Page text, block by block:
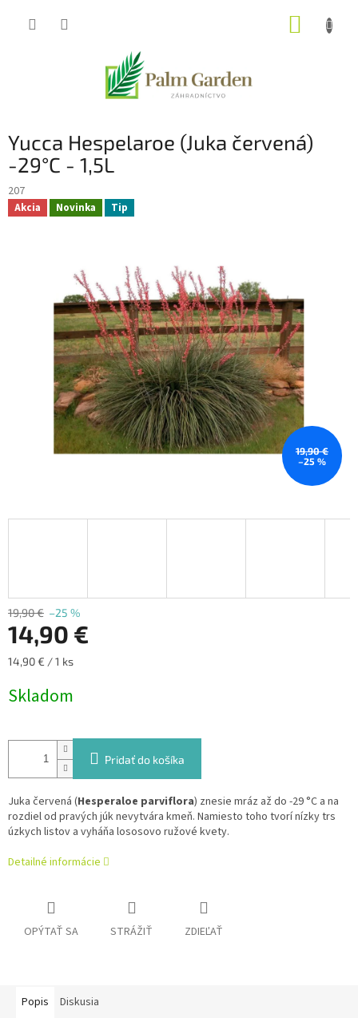
Yucca Hespelaroe (Juka červená)
-29°C - 1,5L
207
Akcia Novinka Tip
19,90 €
–25 %
19,90 € –25 %
14,90 €
Jednotková
14,90 € / 1 ks
Skladom
Pridať do košíka
Juka červená (Hesperaloe parviflora) znesie mráz až do -29 °C a na
rozdiel od pravých júk nevytvára kmeň. Namiesto toho tvorí nízky trs
úzkych listov a vyháňa lososovo ružové kvety.
Detailné informácie
OPÝTAŤ SA STRÁŽIŤ ZDIEĽAŤ
Popis Diskusia